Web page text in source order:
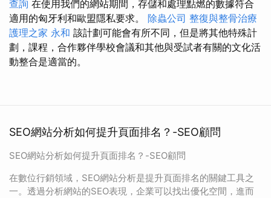
查詢 在使用我們的網站期間，存儲和處理點燃的數據符合
適用的匈牙利和歐盟隱私要求。 除蟲公司 整復與整骨治療
護理之家 永和 該計劃可能會有所不同，但是將其他特殊計
劃，課程，合作夥伴學校會議和其他與受試者有關的文化活
動整合是適當的。
SEO網站分析如何提升頁面排名？-SEO顧問
SEO網站分析如何提升頁面排名？-SEO顧問
在數位行銷領域，SEO網站分析是提升頁面排名的關鍵工具之
一。透過分析網站的SEO表現，企業可以找出優化空間，進而